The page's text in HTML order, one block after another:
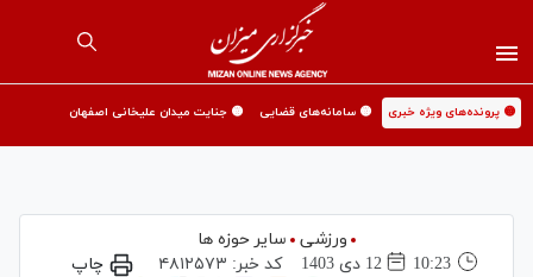
🟡 پرونده‌های ویژه خبری 🟡 سامانه‌های قضایی 🟡 جنایت میدان علیخانی اصفهان
ورزشی
سایر حوزه ها
10:23
12 دی 1403 کد خبر: ۴۸۱۲۵۷۳ چاپ